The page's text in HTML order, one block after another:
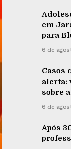
em
para
6 de
Casos
alerta:
sobre
6 de
Após